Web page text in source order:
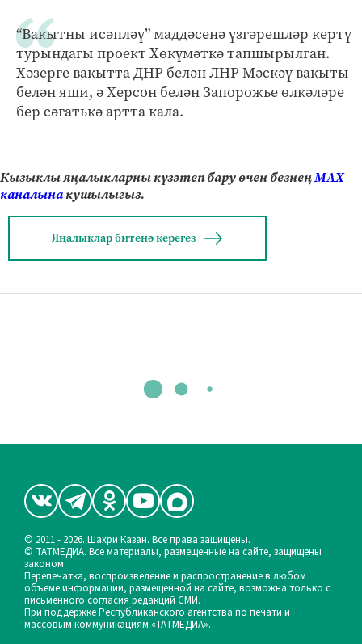
“Вакытны исәпләү” маддәсенә үзгәрешләр кертү
турындагы проект Хөкүмәткә тапшырылган.
Хәзерге вакытта ДНР белән ЛНР Мәскәү вакыты
белән яши, ә Херсон белән Запорожье өлкәләре
бер сәгатькә артта кала.
Кызыклы яңалыкларны күзәтеп бару өчен безнеңМАХ
каналынакушылыгыз.
Яңалыклар битенә керегез
© 2011 - 2026. Шахри Казан. Все права защищены.
© ТАТМЕДИА. Все материалы, размещенные на сайте, защищены
законом.
Перепечатка, воспроизведение и распространение в любом
объеме информации, размещенной на сайте, возможна только с
письменного согласия редакций СМИ.
При поддержке Республиканского агентства по печати и
массовым коммуникациям «ТАТМЕДИА».